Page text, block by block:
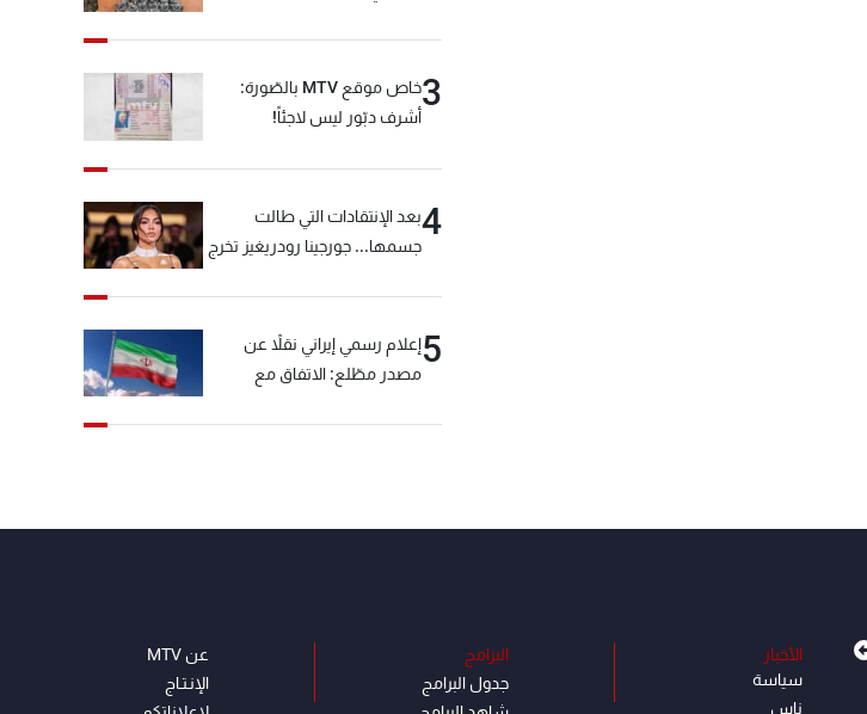
3
خاص موقع MTV بالصّورة:
أشرف دبّور ليس لاجئاً!
4بعد الإنتقادات التي طالت
جسمها... جورجينا رودريغيز تخرج
5إعلام رسمي إيراني نقلاً عن
مصدر مطّلع: الاتفاق مع
الأخبار
سياسة
ناس
البرامج
جدول البرامج
عن MTV
الإنـتـاج